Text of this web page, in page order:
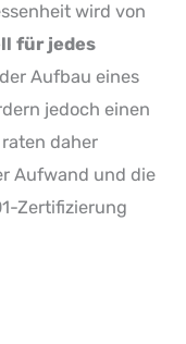
wird von
für jedes
Aufbau eines
jedoch einen
daher
Aufwand und die
Zertifizierung